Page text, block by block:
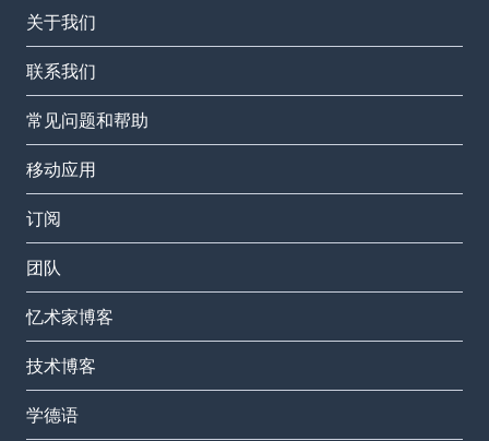
关于我们
联系我们
常见问题和帮助
移动应用
订阅
团队
忆术家博客
技术博客
学德语